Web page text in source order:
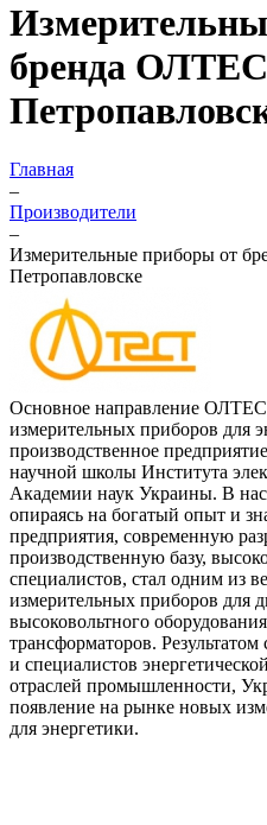
бренда
Главная
–
Производители
–
Измерительные приборы от
Петропавловске
Основное направление
измерительных приборов для
производственное
научной школы Института
Академии наук Украины. В
опираясь на богатый опыт и
предприятия, современную
производственную базу,
специалистов, стал одним из
измерительных приборов для
высоковольтного
трансформаторов.
и специалистов
отраслей промышленности,
появление на рынке новых
для энергетики.